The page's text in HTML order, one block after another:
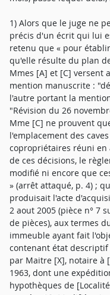
1) Alors que le juge ne
précis d'un écrit qui lui
retenu que « pour
qu'elle résulte du plan
Mmes [A] et [C] versent
mention manuscrite :
l'autre portant la
"Révision du 26
Mme [C] ne prouvent
l'emplacement des
copropriétaires réuni en
de ces décisions, le
modifié ni encore que
» (arrêt attaqué, p. 4) ;
produisait l'acte
2 aout 2005 (pièce n° 7
de pièces), aux termes
immeuble ayant fait
contenant état
par Maitre [X], notaire à
1963, dont une
hypothèques de